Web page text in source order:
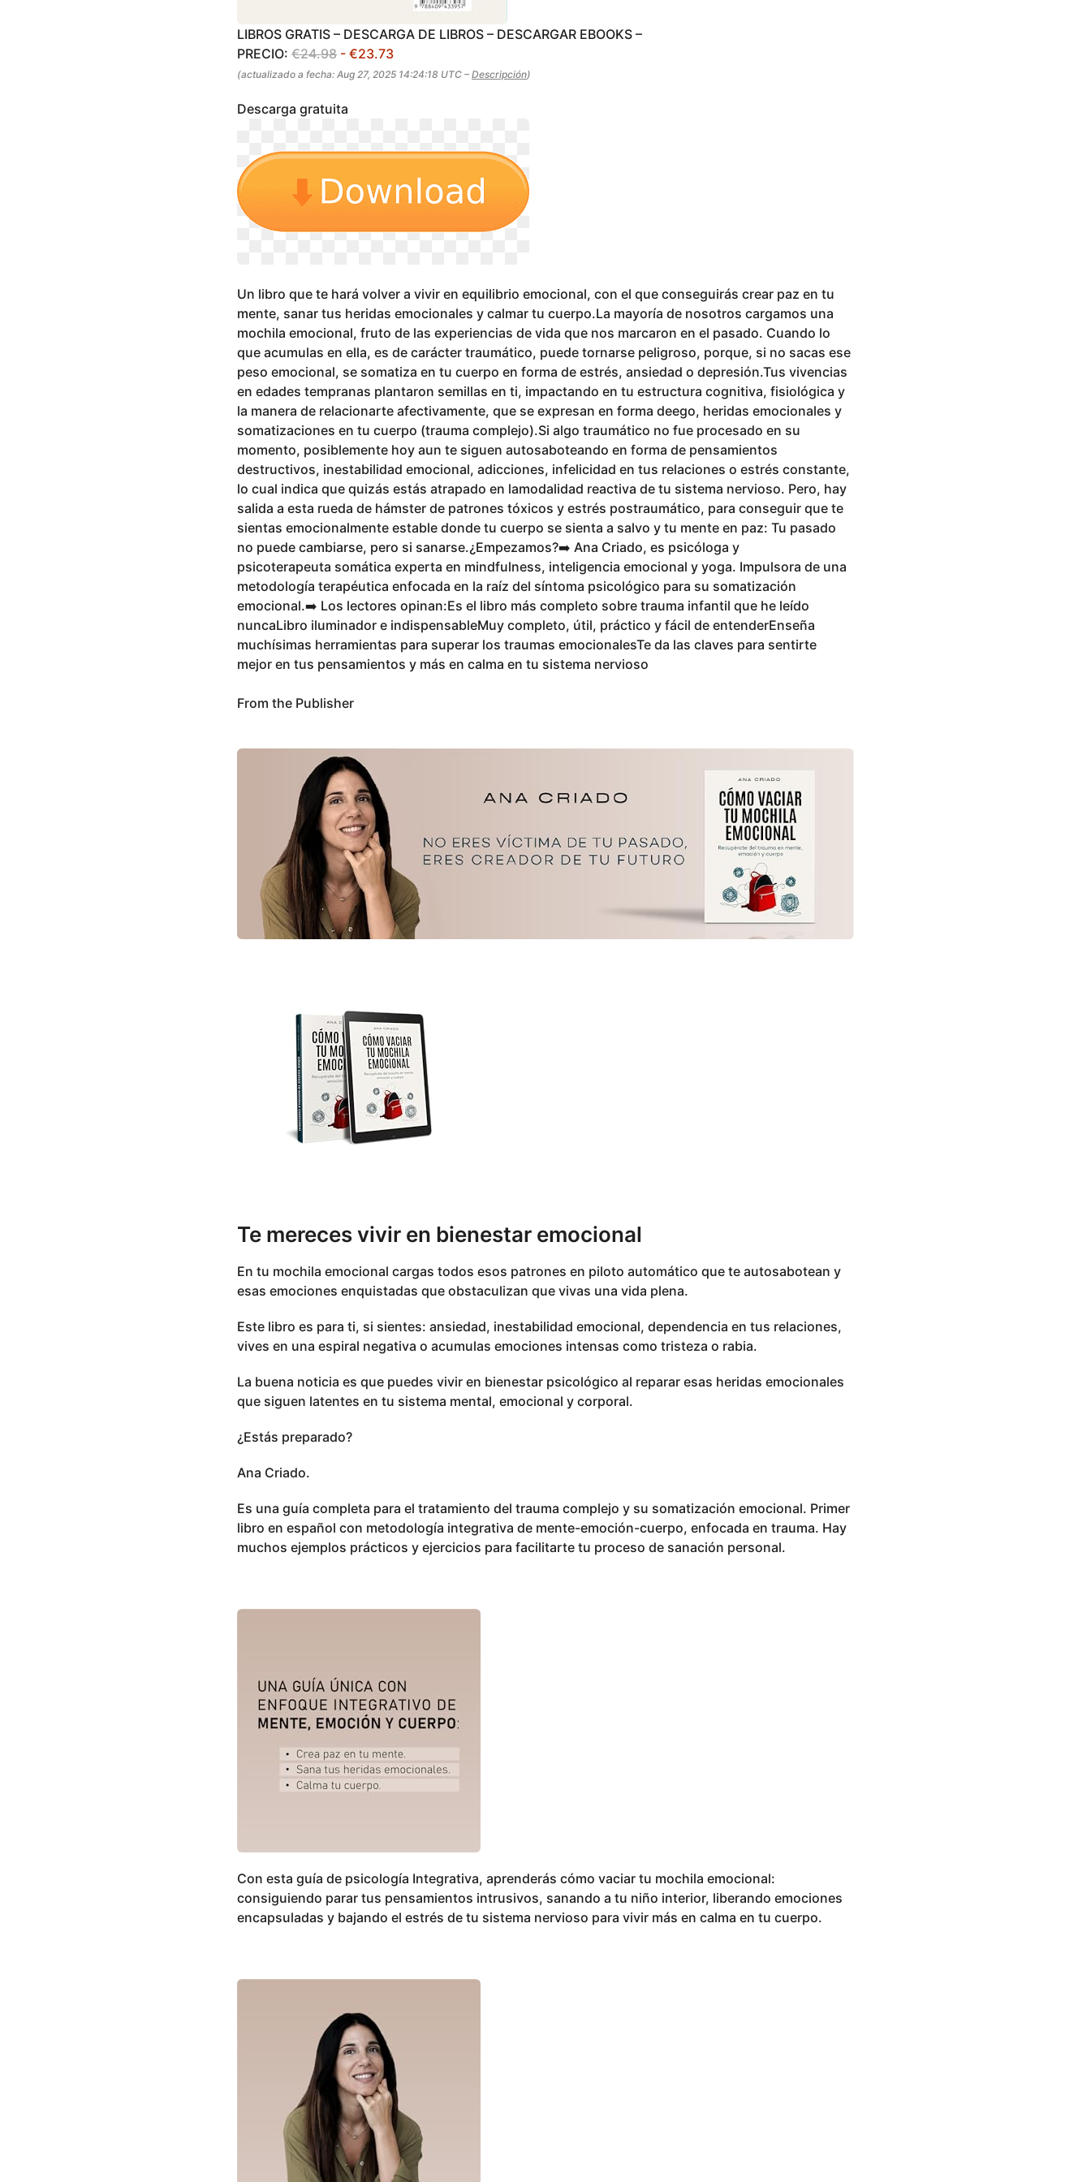
LIBROS GRATIS – DESCARGA DE LIBROS – DESCARGAR EBOOKS –
PRECIO: €24.98 - €23.73
(actualizado a fecha: Aug 27, 2025 14:24:18 UTC – Descripción)
Descarga gratuita
Un libro que te hará volver a vivir en equilibrio emocional, con el que conseguirás crear paz en tu
mente, sanar tus heridas emocionales y calmar tu cuerpo.La mayoría de nosotros cargamos una
mochila emocional, fruto de las experiencias de vida que nos marcaron en el pasado. Cuando lo
que acumulas en ella, es de carácter traumático, puede tornarse peligroso, porque, si no sacas ese
peso emocional, se somatiza en tu cuerpo en forma de estrés, ansiedad o depresión.Tus vivencias
en edades tempranas plantaron semillas en ti, impactando en tu estructura cognitiva, fisiológica y
la manera de relacionarte afectivamente, que se expresan en forma deego, heridas emocionales y
somatizaciones en tu cuerpo (trauma complejo).Si algo traumático no fue procesado en su
momento, posiblemente hoy aun te siguen autosaboteando en forma de pensamientos
destructivos, inestabilidad emocional, adicciones, infelicidad en tus relaciones o estrés constante,
lo cual indica que quizás estás atrapado en lamodalidad reactiva de tu sistema nervioso. Pero, hay
salida a esta rueda de hámster de patrones tóxicos y estrés postraumático, para conseguir que te
sientas emocionalmente estable donde tu cuerpo se sienta a salvo y tu mente en paz: Tu pasado
no puede cambiarse, pero si sanarse.¿Empezamos?➡️ Ana Criado, es psicóloga y
psicoterapeuta somática experta en mindfulness, inteligencia emocional y yoga. Impulsora de una
metodología terapéutica enfocada en la raíz del síntoma psicológico para su somatización
emocional.➡️ Los lectores opinan:Es el libro más completo sobre trauma infantil que he leído
nuncaLibro iluminador e indispensableMuy completo, útil, práctico y fácil de entenderEnseña
muchísimas herramientas para superar los traumas emocionalesTe da las claves para sentirte
mejor en tus pensamientos y más en calma en tu sistema nervioso
From the Publisher
Te mereces vivir en bienestar emocional
En tu mochila emocional cargas todos esos patrones en piloto automático que te autosabotean y
esas emociones enquistadas que obstaculizan que vivas una vida plena.
Este libro es para ti, si sientes: ansiedad, inestabilidad emocional, dependencia en tus relaciones,
vives en una espiral negativa o acumulas emociones intensas como tristeza o rabia.
La buena noticia es que puedes vivir en bienestar psicológico al reparar esas heridas emocionales
que siguen latentes en tu sistema mental, emocional y corporal.
¿Estás preparado?
Ana Criado.
Es una guía completa para el tratamiento del trauma complejo y su somatización emocional. Primer
libro en español con metodología integrativa de mente-emoción-cuerpo, enfocada en trauma. Hay
muchos ejemplos prácticos y ejercicios para facilitarte tu proceso de sanación personal.
Con esta guía de psicología Integrativa, aprenderás cómo vaciar tu mochila emocional:
consiguiendo parar tus pensamientos intrusivos, sanando a tu niño interior, liberando emociones
encapsuladas y bajando el estrés de tu sistema nervioso para vivir más en calma en tu cuerpo.